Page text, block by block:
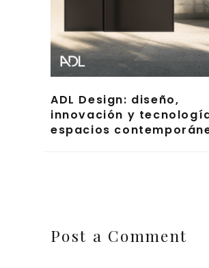
ADL Design: diseño,
innovación y
espacios
Post a Comment